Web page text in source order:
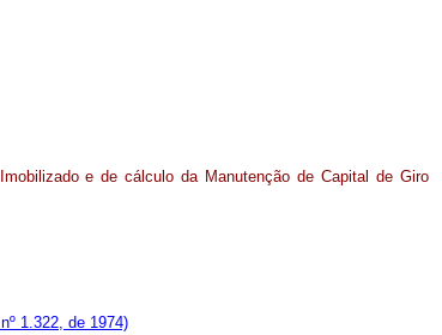
e de cálculo da Manutenção de Capital de Giro
1.322, de 1974)